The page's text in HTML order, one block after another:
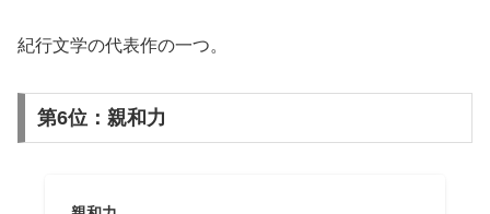
紀行文学の代表作の一つ。
第6位：親和力